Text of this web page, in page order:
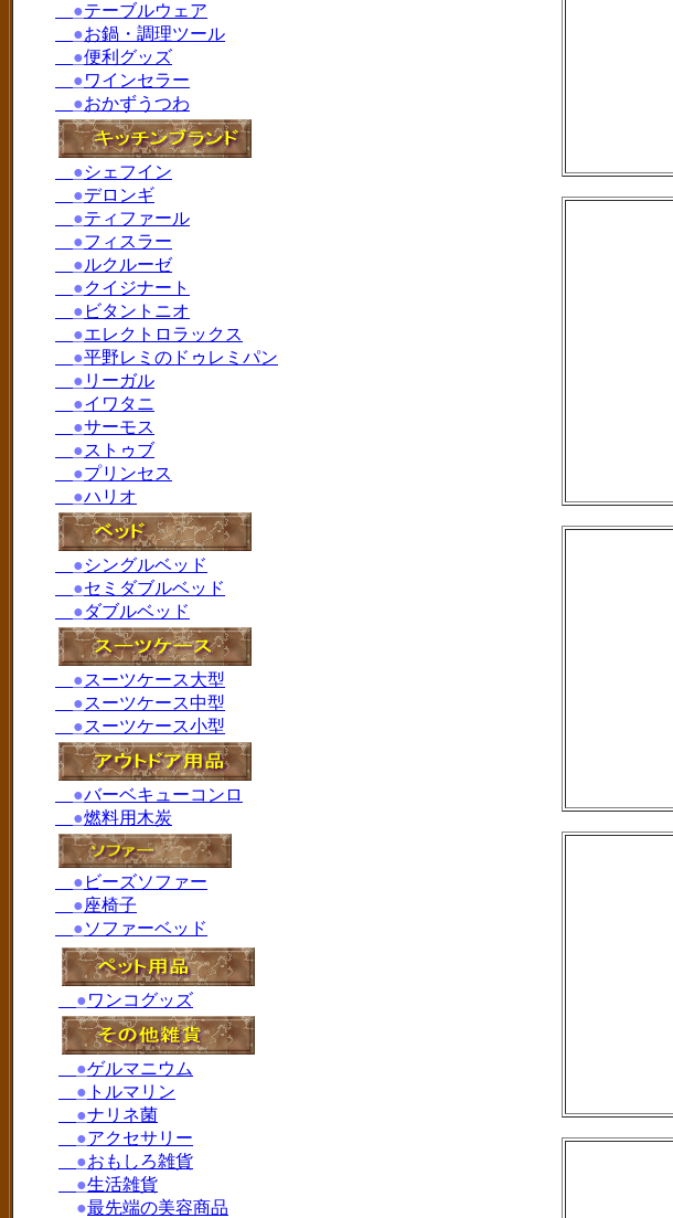
●テーブルウェア
●お鍋・調理ツール
●便利グッズ
●ワインセラー
●おかずうつわ
●シェフイン
●デロンギ
●ティファール
●フィスラー
●ルクルーゼ
●クイジナート
● ビタントニオ
●エレクトロラックス
●平野レミのドゥレミパン
● リーガル
●イワタニ
●サーモス
●ストゥブ
●プリンセス
●ハリオ
●シングルベッド
●セミダブルベッド
●ダブルベッド
●スーツケース大型
●スーツケース中型
●スーツケース小型
●バーベキューコンロ
●燃料用木炭
● ビーズソファー
●座椅子
●ソファーベッド
●ワンコグッズ
●ゲルマニウム
● トルマリン
●ナリネ菌
●アクセサリー
●おもしろ雑貨
●生活雑貨
●最先端の美容商品